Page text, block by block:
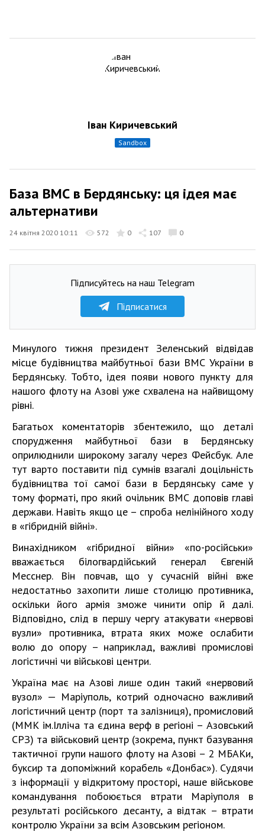
Іван Киричевський
sandbox
База ВМС в Бердянську: ця ідея має
альтернативи
24 квітня 2020 10:11 572 0 107 0
Підписуйтесь на наш Telegram
Підписатися
Минулого тижня президент Зеленський відвідав
місце будівництва майбутньої бази ВМС України в
Бердянську. Тобто, ідея появи нового пункту для
нашого флоту на Азові уже схвалена на найвищому
рівні.
Багатьох коментаторів збентежило, що деталі
спорудження майбутньої бази в Бердянську
оприлюднили широкому загалу через Фейсбук. Але
тут варто поставити під сумнів взагалі доцільність
будівництва тої самої бази в Бердянську саме у
тому форматі, про який очільник ВМС доповів главі
держави. Навіть якщо це – спроба нелінійного ходу
в «гібридній війні».
Винахідником «гібридної війни» «по-російськи»
вважається білогвардійський генерал Євгеній
Месснер. Він повчав, що у сучасній війні вже
недостатньо захопити лише столицю противника,
оскільки його армія зможе чинити опір й далі.
Відповідно, слід в першу чергу атакувати «нервові
вузли» противника, втрата яких може ослабити
волю до опору – наприклад, важливі промислові
логістичні чи військові центри.
Україна має на Азові лише один такий «нервовий
вузол» — Маріуполь, котрий одночасно важливий
логістичний центр (порт та залізниця), промисловий
(ММК ім.Ілліча та єдина верф в регіоні – Азовський
СРЗ) та військовий центр (зокрема, пункт базування
тактичної групи нашого флоту на Азові – 2 МБАКи,
буксир та допоміжний корабель «Донбас»). Судячи
з інформації у відкритому просторі, наше військове
командування побоюється втрати Маріуполя в
результаті російського десанту, а відтак – втрати
контролю України за всім Азовським регіоном.